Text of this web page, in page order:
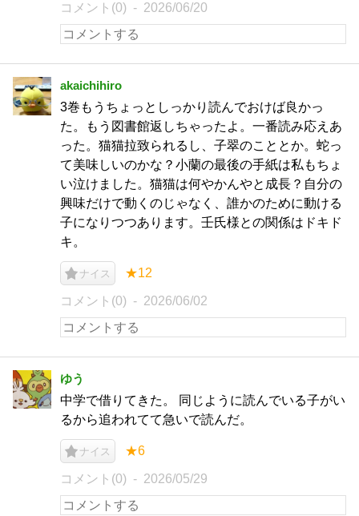
コメント(0) 2026/06/20
akaichihiro
3巻もうちょっとしっかり読んでおけば良かっ
た。もう図書館返しちゃったよ。一番読み応えあ
った。猫猫拉致られるし、子翠のこととか。蛇っ
て美味しいのかな？小蘭の最後の手紙は私もちょ
い泣けました。猫猫は何やかんやと成長？自分の
興味だけで動くのじゃなく、誰かのために動ける
子になりつつあります。壬氏様との関係はドキド
キ。
ナイス ★12
コメント(0) 2026/06/02
ゆう
中学で借りてきた。 同じように読んでいる子がい
るから追われてて急いで読んだ。
ナイス ★6
コメント(0) 2026/05/29